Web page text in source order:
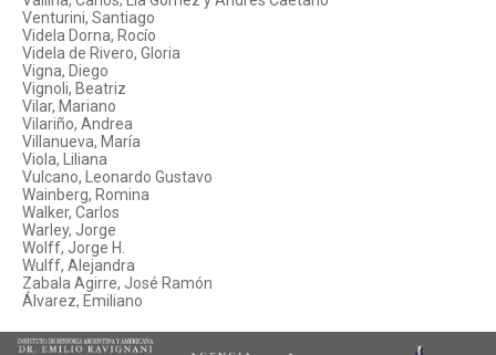
Venturini, Santiago
Videla Dorna, Rocío
Videla de Rivero, Gloria
Vigna, Diego
Vignoli, Beatriz
Vilar, Mariano
Vilariño, Andrea
Villanueva, María
Viola, Liliana
Vulcano, Leonardo Gustavo
Wainberg, Romina
Walker, Carlos
Warley, Jorge
Wolff, Jorge H.
Wulff, Alejandra
Zabala Agirre, José Ramón
Álvarez, Emiliano